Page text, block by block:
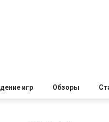
игр Обзоры